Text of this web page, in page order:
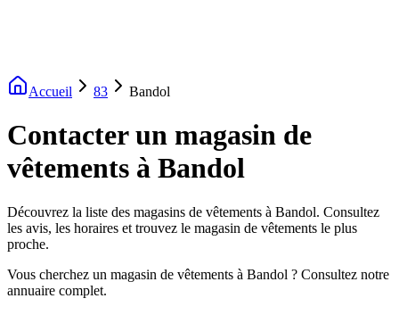
Accueil 83 Bandol
Contacter un magasin de
vêtements à Bandol
Découvrez la liste des magasins de vêtements à Bandol. Consultez
les avis, les horaires et trouvez le magasin de vêtements le plus
proche.
Vous cherchez un magasin de vêtements à Bandol ? Consultez notre
annuaire complet.